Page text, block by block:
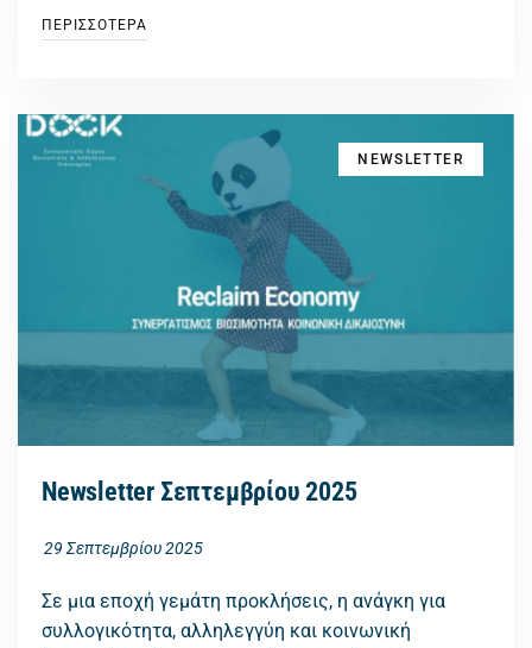
ΠΕΡΙΣΣΟΤΕΡΑ
NEWSLETTER
Newsletter Σεπτεμβρίου 2025
29 Σεπτεμβρίου 2025
Σε μια εποχή γεμάτη προκλήσεις, η ανάγκη για
συλλογικότητα, αλληλεγγύη και κοινωνική